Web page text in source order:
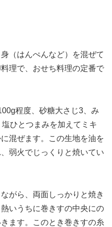
（はんぺんなど）を混ぜて
理で、おせち料理の定番で
程度、砂糖大さじ3、み
ひとつまみを加えてミキ
混ぜます。この生地を油を
弱火でじっくりと焼いてい
がら、両面しっかりと焼き
いうちに巻きすの中央にの
ます。このとき巻きすの糸